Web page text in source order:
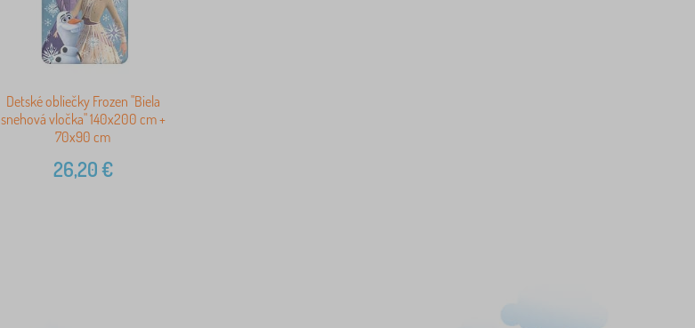
Detské obliečky Frozen "Biela
snehová vločka" 140x200 cm +
70x90 cm
26,20€